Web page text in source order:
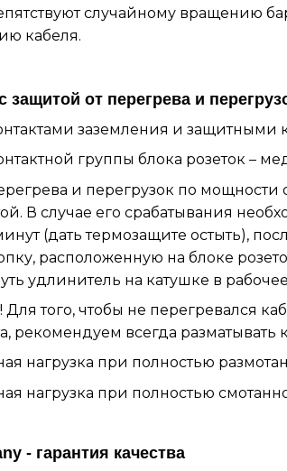
случайному вращению
кабеля.
защитой от перегрева и
заземления и
группы блока розеток –
и перегрузок по мощности
В случае его срабатывания
(дать термозащите остыть),
расположенную на блоке
удлинитель на катушке в
того, чтобы не перегревался
рекомендуем всегда разматывать
нагрузка при полностью
нагрузка при полностью
- гарантия качества